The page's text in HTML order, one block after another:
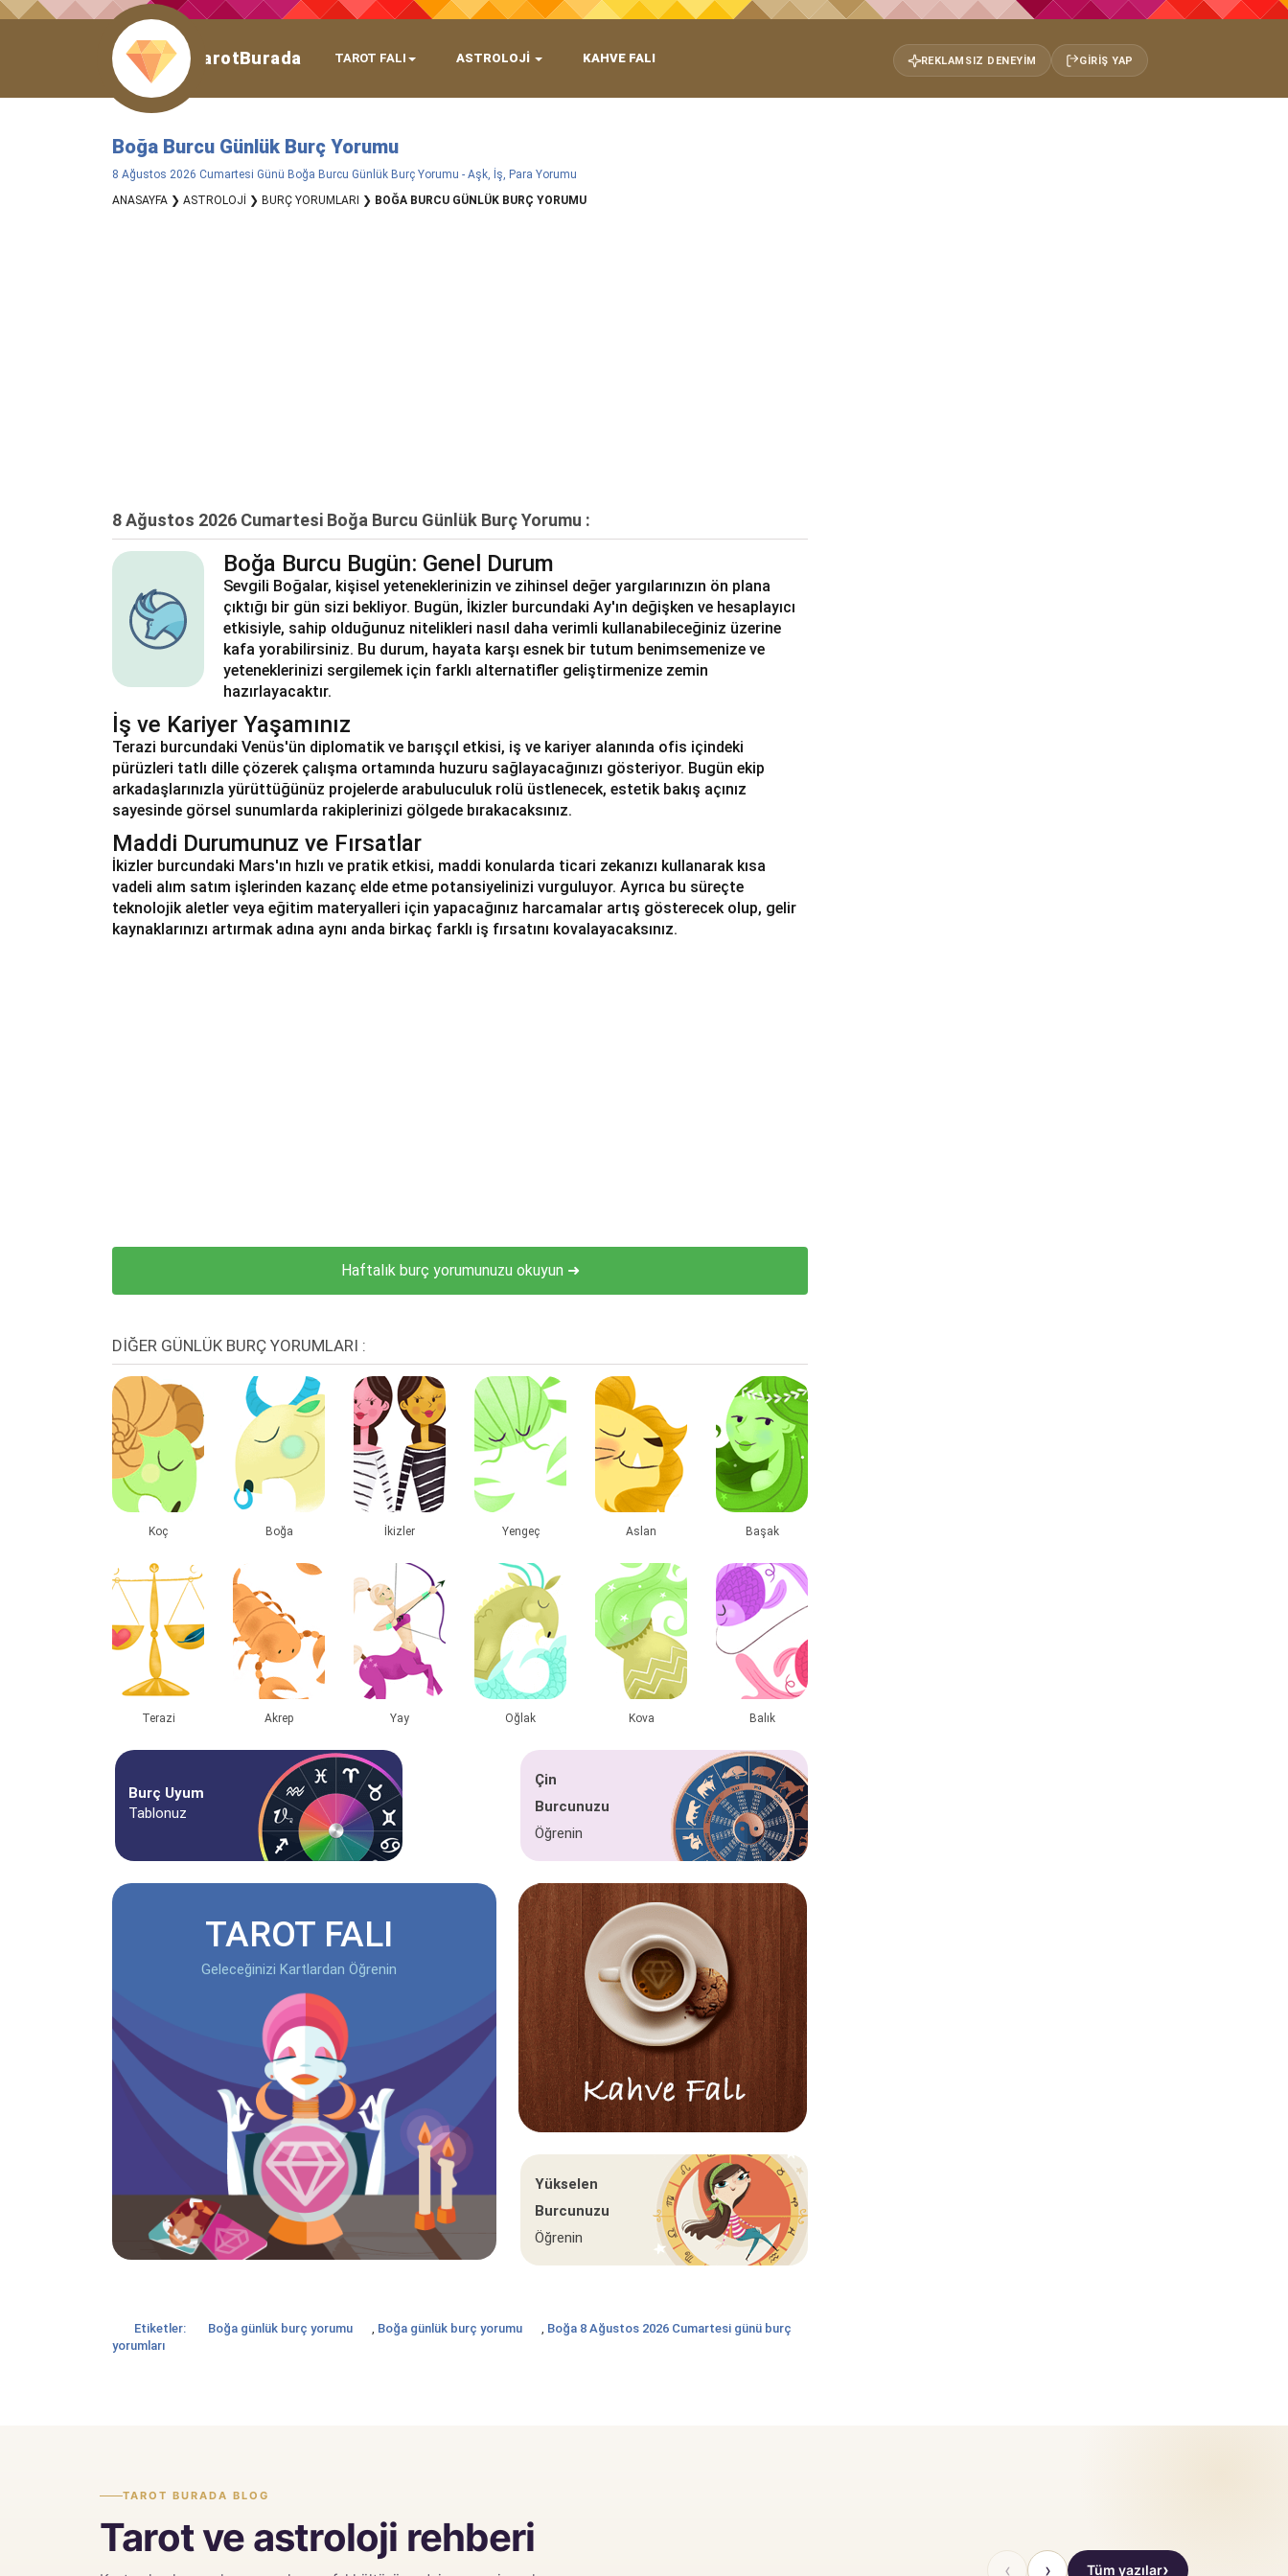
TarotBurada TAROT FALI ASTROLOJİ KAHVE FALI REKLAMSIZ DENEYIM GIRIŞ YAP
Boğa Burcu Günlük Burç Yorumu
8 Ağustos 2026 Cumartesi Günü Boğa Burcu Günlük Burç Yorumu - Aşk, İş, Para Yorumu
ANASAYFA ❯ ASTROLOJİ ❯ BURÇ YORUMLARI ❯ BOĞA BURCU GÜNLÜK BURÇ YORUMU
8 Ağustos 2026 Cumartesi Boğa Burcu Günlük Burç Yorumu :
Boğa Burcu Bugün: Genel Durum
Sevgili Boğalar, kişisel yeteneklerinizin ve zihinsel değer yargılarınızın ön plana
çıktığı bir gün sizi bekliyor. Bugün, İkizler burcundaki Ay'ın değişken ve hesaplayıcı
etkisiyle, sahip olduğunuz nitelikleri nasıl daha verimli kullanabileceğiniz üzerine
kafa yorabilirsiniz. Bu durum, hayata karşı esnek bir tutum benimsemenize ve
yeteneklerinizi sergilemek için farklı alternatifler geliştirmenize zemin
hazırlayacaktır.
İş ve Kariyer Yaşamınız
Terazi burcundaki Venüs'ün diplomatik ve barışçıl etkisi, iş ve kariyer alanında ofis içindeki
pürüzleri tatlı dille çözerek çalışma ortamında huzuru sağlayacağınızı gösteriyor. Bugün ekip
arkadaşlarınızla yürüttüğünüz projelerde arabuluculuk rolü üstlenecek, estetik bakış açınız
sayesinde görsel sunumlarda rakiplerinizi gölgede bırakacaksınız.
Maddi Durumunuz ve Fırsatlar
İkizler burcundaki Mars'ın hızlı ve pratik etkisi, maddi konularda ticari zekanızı kullanarak kısa
vadeli alım satım işlerinden kazanç elde etme potansiyelinizi vurguluyor. Ayrıca bu süreçte
teknolojik aletler veya eğitim materyalleri için yapacağınız harcamalar artış gösterecek olup, gelir
kaynaklarınızı artırmak adına aynı anda birkaç farklı iş fırsatını kovalayacaksınız.
Haftalık burç yorumunuzu okuyun ➜
DİĞER GÜNLÜK BURÇ YORUMLARI :
Koç Boğa İkizler Yengeç Aslan Başak
Terazi Akrep Yay Oğlak Kova Balık
Çin
Burcunuzu
Öğrenin
Burç Uyum
Tablonuz
TAROT FALI
Geleceğinizi Kartlardan Öğrenin
Yükselen
Burcunuzu
Öğrenin
Etiketler: Boğa günlük burç yorumu , Boğa günlük burç yorumu , Boğa 8 Ağustos 2026 Cumartesi günü burç
yorumları
TAROT BURADA BLOG
Tarot ve astroloji rehberi
‹ › Tüm yazılar